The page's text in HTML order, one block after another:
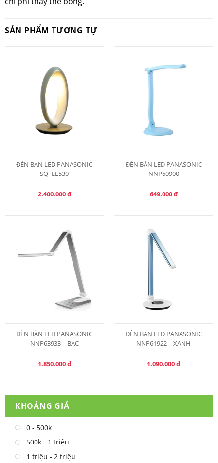
SẢN PHẨM TƯƠNG TỰ
ĐÈN BÀN LED PANASONIC
SQ–LE530
2.400.000₫
ĐÈN BÀN LED PANASONIC
NNP60900
649.000₫
ĐÈN BÀN LED PANASONIC
NNP63933 – BẠC
1.850.000₫
ĐÈN BÀN LED PANASONIC
NNP61922 – XANH
1.090.000₫
KHOẢNG GIÁ
0 - 500k
500k - 1 triệu
1 triệu - 2 triệu